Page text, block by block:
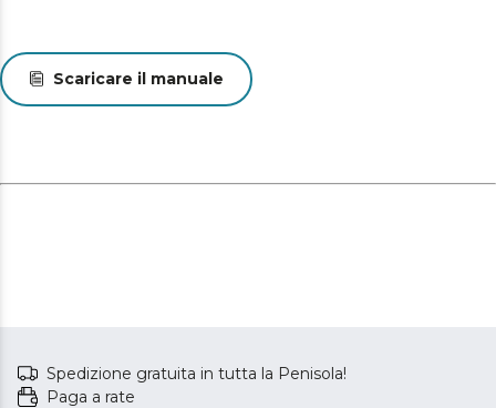
Scaricare il manuale
Spedizione gratuita in tutta la Penisola!
Paga a rate